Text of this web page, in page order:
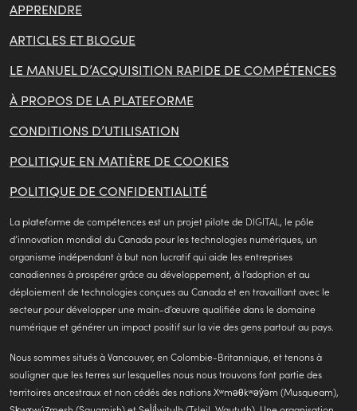
APPRENDRE
ARTICLES ET BLOGUE
LE MANUEL D’ACQUISITION RAPIDE DE COMPÉTENCES
À PROPOS DE LA PLATEFORME
CONDITIONS D’UTILISATION
POLITIQUE EN MATIÈRE DE COOKIES
POLITIQUE DE CONFIDENTIALITÉ
La plateforme de compétences est un projet pilote de DIGITAL
(opens
in
a
new
tab)
, le pôle
d’innovation mondial du Canada pour les technologies numériques, un
organisme indépendant à but non lucratif qui aide les entreprises
canadiennes à prospérer grâce au développement, à l’adoption et au
déploiement de technologies conçues au Canada et en travaillant avec le
secteur pour développer une main-d’œuvre qualifiée dans le domaine
numérique et générer un impact positif sur la vie des gens partout au pays.
Nous sommes situés à Vancouver, en Colombie-Britannique, et tenons à
souligner que les terres sur lesquelles nous nous trouvons font partie des
territoires ancestraux et non cédés des nations Xʷməθkʷəy̓əm (Musqueam),